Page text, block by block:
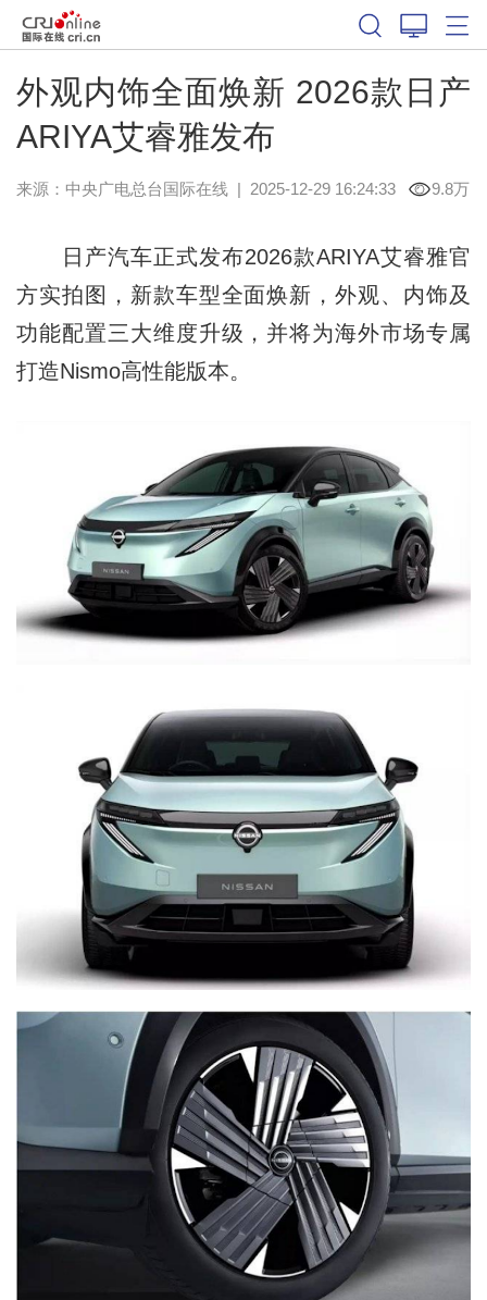
外观内饰全面焕新 2026款日产
ARIYA艾睿雅发布
来源：中央广电总台国际在线| 2025-12-29 16:24:33 9.8万
日产汽车正式发布2026款ARIYA艾睿雅官
方实拍图，新款车型全面焕新，外观、内饰及
功能配置三大维度升级，并将为海外市场专属
打造Nismo高性能版本。